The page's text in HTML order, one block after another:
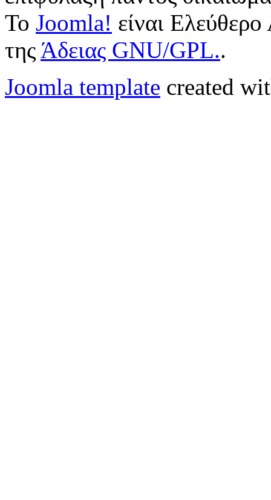
Το Joomla! είναι Ελεύθερο
της Άδειας GNU/GPL..
Joomla template created